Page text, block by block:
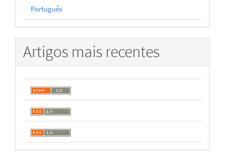
Português
Artigos mais recentes